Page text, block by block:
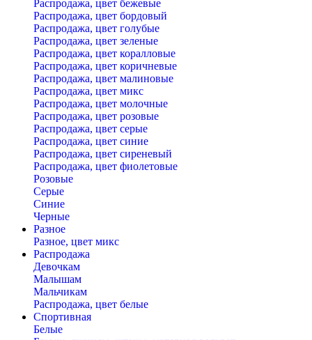
Распродажа, цвет бежевые
Распродажа, цвет бордовый
Распродажа, цвет голубые
Распродажа, цвет зеленые
Распродажа, цвет коралловые
Распродажа, цвет коричневые
Распродажа, цвет малиновые
Распродажа, цвет микс
Распродажа, цвет молочные
Распродажа, цвет розовые
Распродажа, цвет серые
Распродажа, цвет синие
Распродажа, цвет сиреневый
Распродажа, цвет фиолетовые
Розовые
Серые
Синие
Черные
Разное
Разное, цвет микс
Распродажа
Девочкам
Малышам
Мальчикам
Распродажа, цвет белые
Спортивная
Белые